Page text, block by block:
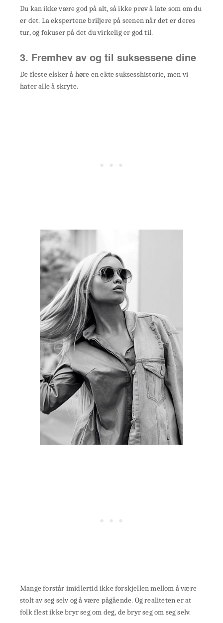
Du kan ikke være god på alt, så ikke prøv å late som om du
er det. La ekspertene briljere på scenen når det er deres
tur, og fokuser på det du virkelig er god til.
3. Fremhev av og til suksessene dine
De fleste elsker å høre en ekte suksesshistorie, men vi
hater alle å skryte.
Mange forstår imidlertid ikke forskjellen mellom å være
stolt av seg selv og å være pågående. Og realiteten er at
folk flest ikke bryr seg om deg, de bryr seg om seg selv.